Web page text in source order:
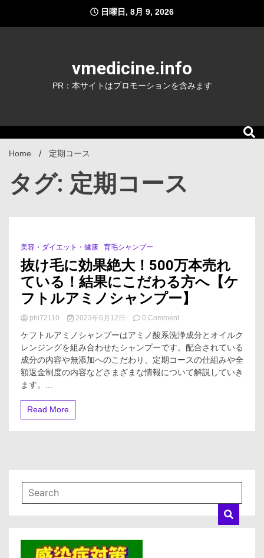
content
日曜日, 8月 9, 2026
vmedicine.info
PR：本サイトはプロモーションを含みます
Home 定期コース
タグ: 定期コース
1 Minute
美容・ダイエット・健康 育毛シャンプー
抜け毛に効果絶大！500万本売れ
ている！結果にこだわる方へ【ケ
フトルアミノシャンプー】
phi72110 2023年6月12日 0 Commenton
け
毛
に
効
ケフトルアミノシャンプーはアミノ酸系洗浄成分とオイルク
レンジングを組み合わせたシャンプーです。配合されている
成分の内容や無添加へのこだわり、定期コースの仕組みや全
額返金制度の内容などさまざまな情報について解説していき
ます。...
Read More